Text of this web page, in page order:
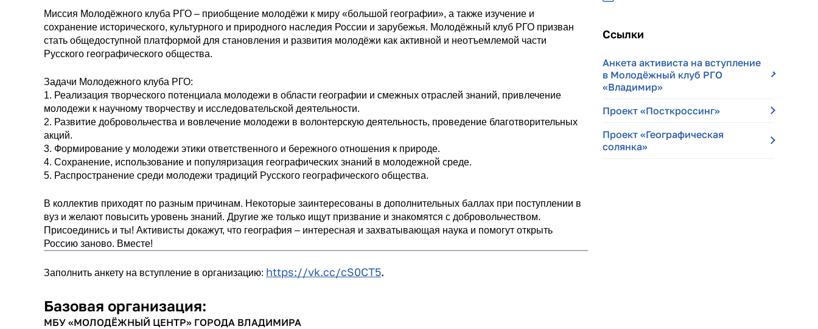
Ссылки
Анкета активиста на вступление
в Молодёжный клуб РГО
«Владимир»
Проект «Посткроссинг»
Проект «Географическая
солянка»
Миссия Молодёжного клуба РГО – приобщение молодёжи к миру «большой географии», а также изучение и
сохранение исторического, культурного и природного наследия России и зарубежья. Молодёжный клуб РГО призван
стать общедоступной платформой для становления и развития молодёжи как активной и неотъемлемой части
Русского географического общества.
Задачи Молодежного клуба РГО:
1. Реализация творческого потенциала молодежи в области географии и смежных отраслей знаний, привлечение
молодежи к научному творчеству и исследовательской деятельности.
2. Развитие добровольчества и вовлечение молодежи в волонтерскую деятельность, проведение благотворительных
акций.
3. Формирование у молодежи этики ответственного и бережного отношения к природе.
4. Сохранение, использование и популяризация географических знаний в молодежной среде.
5. Распространение среди молодежи традиций Русского географического общества.
В коллектив приходят по разным причинам. Некоторые заинтересованы в дополнительных баллах при поступлении в
вуз и желают повысить уровень знаний. Другие же только ищут призвание и знакомятся с добровольчеством.
Присоединись и ты! Активисты докажут, что география – интересная и захватывающая наука и помогут открыть
Россию заново. Вместе!
Заполнить анкету на вступление в организацию: https://vk.cc/cS0CT5.
Базовая организация:
МБУ «МОЛОДЁЖНЫЙ ЦЕНТР» ГОРОДА ВЛАДИМИРА